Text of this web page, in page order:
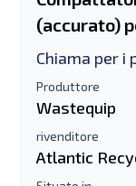
Nome e
Indirizzo e-
(accurato)
Chiama per i
Produttore
Wastequip
rivenditore
Atlantic
Elenco di
Il tuo nome